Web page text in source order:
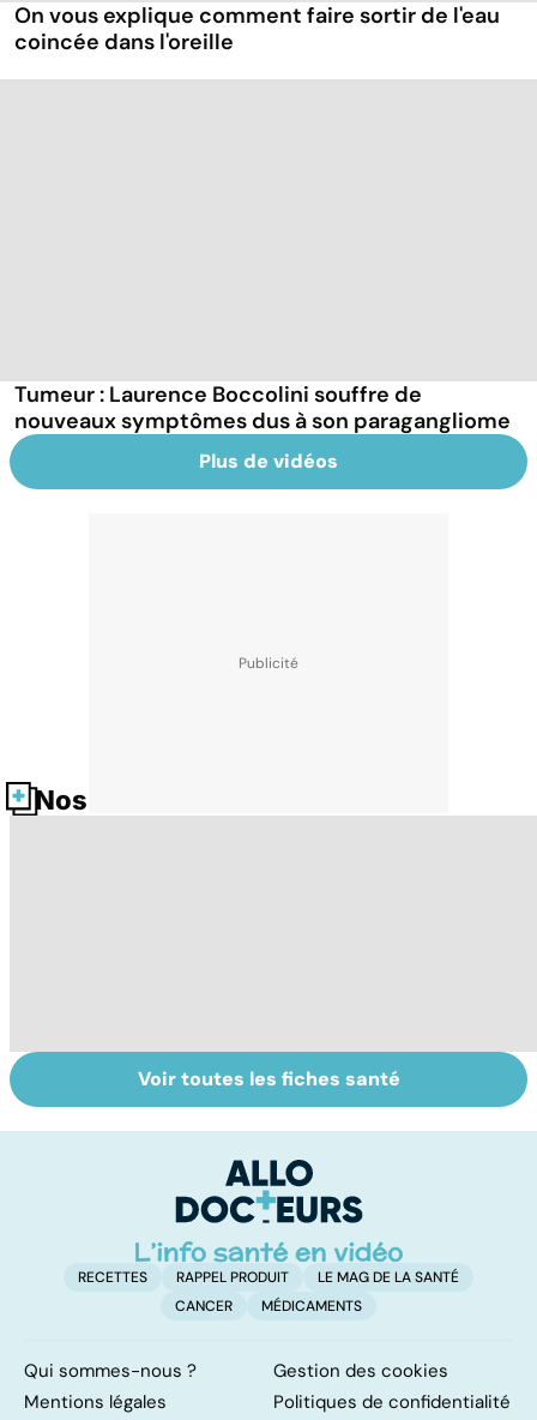
On vous explique comment faire sortir de l'eau
coincée dans l'oreille
Tumeur : Laurence Boccolini souffre de
nouveaux symptômes dus à son paragangliome
Plus de vidéos
Nos fiches santé
HPV : tout savoir
sur les
Glandes
salivaires : les
glande parotide
Voir toutes les fiches santé
RECETTES RAPPEL PRODUIT
LE MAG DE LA SANTÉ
CANCER
MÉDICAMENTS
Qui sommes-nous ?
Gestion des cookies
Mentions légales
Politiques de confidentialité